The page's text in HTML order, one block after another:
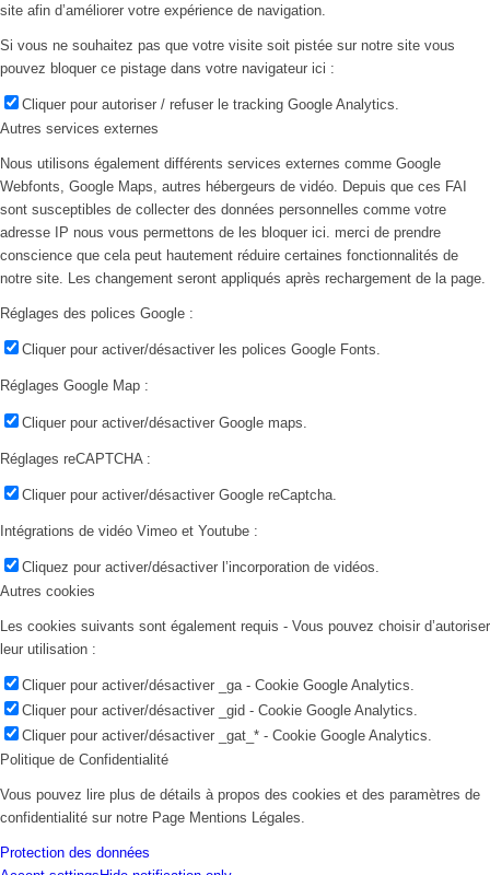
site afin d’améliorer votre expérience de navigation.
Si vous ne souhaitez pas que votre visite soit pistée sur notre site vous
pouvez bloquer ce pistage dans votre navigateur ici :
Cliquer pour autoriser / refuser le tracking Google Analytics.
Autres services externes
Nous utilisons également différents services externes comme Google
Webfonts, Google Maps, autres hébergeurs de vidéo. Depuis que ces FAI
sont susceptibles de collecter des données personnelles comme votre
adresse IP nous vous permettons de les bloquer ici. merci de prendre
conscience que cela peut hautement réduire certaines fonctionnalités de
notre site. Les changement seront appliqués après rechargement de la page.
Réglages des polices Google :
Cliquer pour activer/désactiver les polices Google Fonts.
Réglages Google Map :
Cliquer pour activer/désactiver Google maps.
Réglages reCAPTCHA :
Cliquer pour activer/désactiver Google reCaptcha.
Intégrations de vidéo Vimeo et Youtube :
Cliquez pour activer/désactiver l’incorporation de vidéos.
Autres cookies
Les cookies suivants sont également requis - Vous pouvez choisir d’autoriser
leur utilisation :
Cliquer pour activer/désactiver _ga - Cookie Google Analytics.
Cliquer pour activer/désactiver _gid - Cookie Google Analytics.
Cliquer pour activer/désactiver _gat_* - Cookie Google Analytics.
Politique de Confidentialité
Vous pouvez lire plus de détails à propos des cookies et des paramètres de
confidentialité sur notre Page Mentions Légales.
Protection des données